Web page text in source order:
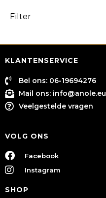
Filter
KLANTENSERVICE
Bel ons: 06-19694276
Mail ons: info@anole.eu
Veelgestelde vragen
VOLG ONS
Facebook
Instagram
SHOP